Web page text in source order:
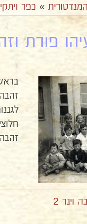
» כפר
פורת
זהבה
2